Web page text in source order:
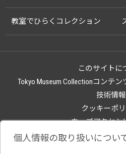
教室でひらくコレクション
このサイトに
Tokyo Museum Collectionコンテ
技術情報
クッキーポ
ウェブアクセシ
関連サイ
個人情報の取り扱いについ